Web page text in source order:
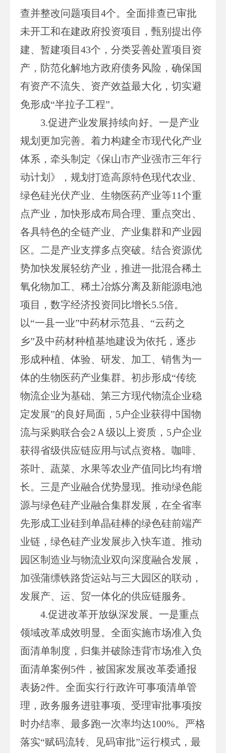
查并整改问题项目4个。全面排查已审批
未开工和在建政府投资项目，甄别提出停
建、暂建项目43个，分类妥善处置项目资
产，防范化解地方政府债务风险，确保国
有资产不流失、资产效益最大化，切实避
免形成“半拉子工程”。
3.促进产业发展持续向好。一是产业
规划更加完善。着力构建全市现代化产业
体系，牵头制定《保山市产业强市三年行
动计划》，规划打造高原特色现代农业、
绿色硅光伏产业、生物医药产业等11个重
点产业，加快形成布局合理、重点突出、
各具特色的全链产业、产业集群和产业园
区。二是产业支撑多点突破。结合资源优
势加快发展轻纺产业，推进一批混合稀土
氧化物加工、稀土冶炼分离及新能源电池
项目，数字经济投资同比增长5.5倍。
以“一县一业”中药材示范县、“云药之
乡”及中药材种植基地建设为依托，逐步
形成种植、体验、研发、加工、销售为一
体的生物医药产业集群。初步形成“传统
物流企业为基础、第三方现代物流企业稳
定发展”的良好局面，5户企业获得中国物
流与采购联合会2Ａ级以上资质，5户企业
获得省级供应链应用与试点资格。咖啡、
茶叶、蔬菜、水果等农业产值同比均有增
长。三是产业融合优势显现。推动绿色能
源与绿色硅产业融合集群发展，在全省率
先形成工业硅到单晶硅棒的绿色硅前端产
业链，绿色硅产业发展步入快车道。推动
园区制造业与物流业双向深度融合发展，
加强蒲缥铁路货运站与三大园区的联动，
发展产、运、贸一体化的供应链服务。
4.促进改革开放纵深发展。一是重点
领域改革成效明显。全面实施市场准入负
面清单制度，归集并破除违背市场准入负
面清单案例5件，被国家发展改革委通报
表扬2件。全面实行行政许可事项清单管
理，政务服务进驻事项、受理审批事项按
时办结率、最多跑一次率均达100%。严格
落实“赋码流转、见码审批”运行模式，最